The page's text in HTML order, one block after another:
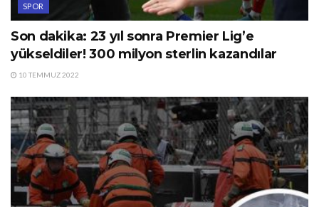
SPOR
Son dakika: 23 yıl sonra Premier Lig’e
yükseldiler! 300 milyon sterlin kazandılar
10 TEMMUZ 2022